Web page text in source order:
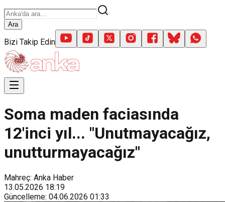
Ara
Bizi Takip Edin
Soma maden faciasında
12'inci yıl... "Unutmayacağız,
unutturmayacağız"
Mahreç: Anka Haber
13.05.2026 18:19
Güncelleme: 04.06.2026 01:33